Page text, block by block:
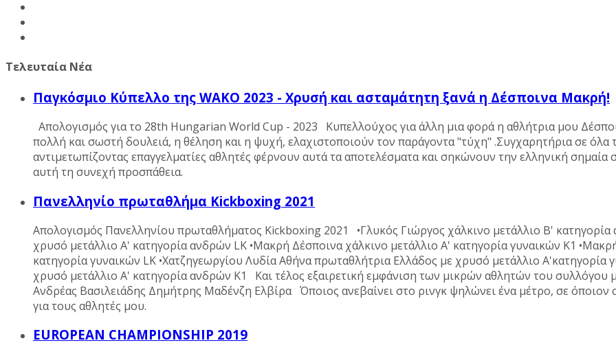
Τελευταία Νέα
Παγκόσμιο Κύπελλο της WAKO 2023 - Χρυσή και ασταμάτητη ξανά η Δέσποινα Μακρή!
Απολογισμός για το 28th Hungarian World Cup - 2023 Κυπελλούχος για άλλη μια φορά η αθλήτρια μου
πολλή και σωστή δουλειά, η θέληση και η ψυχή, ελαχιστοποιούν τον παράγοντα "τύχη" .Συγχαρητήρια σε όλα
αντιμετωπίζοντας επαγγελματίες αθλητές φέρνουν αυτά τα αποτελέσματα και σηκώνουν την ελληνική
αυτή τη συνεχή προσπάθεια.
Πανελληνίο πρωταθλήμα Kickboxing 2021
Απολογισμός Πανελληνίου πρωταθλήματος Kickboxing 2021 •Γλυκός Γιώργος χάλκινο μετάλλιο Β'
χρυσό μετάλλιο Α' κατηγορία ανδρών LK •Μακρή Δέσποινα χάλκινο μετάλλιο Α' κατηγορία γυναικών K1
κατηγορία γυναικών LK •Χατζηγεωργίου Λυδία Αθήνα πρωταθλήτρια Ελλάδος με χρυσό μετάλλιο
χρυσό μετάλλιο Α' κατηγορία ανδρών Κ1 Και τέλος εξαιρετική εμφάνιση των μικρών αθλητών του συλλόγου
Ανδρέας Βασιλειάδης Δημήτρης Μαδένζη Ελβίρα Όποιος ανεβαίνει στο ρινγκ ψηλώνει ένα μέτρο, σε
για τους αθλητές μου.
EUROPEAN CHAMPIONSHIP 2019